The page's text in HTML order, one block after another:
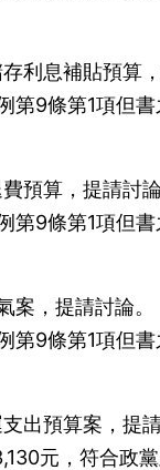
利息補貼預算，
第9條第1項但
預算，提請討論
第9條第1項但
，提請討論。
第9條第1項但
出預算案，提請
元，符合政